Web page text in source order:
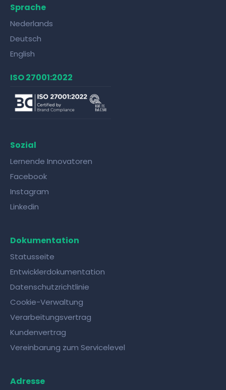
Sprache
Nederlands
Deutsch
English
ISO 27001:2022
Sozial
Lernende Innovatoren
Facebook
Instagram
Linkedin
Dokumentation
Statusseite
Entwicklerdokumentation
Datenschutzrichtlinie
Cookie-Verwaltung
Verarbeitungsvertrag
Kundenvertrag
Vereinbarung zum Servicelevel
Adresse